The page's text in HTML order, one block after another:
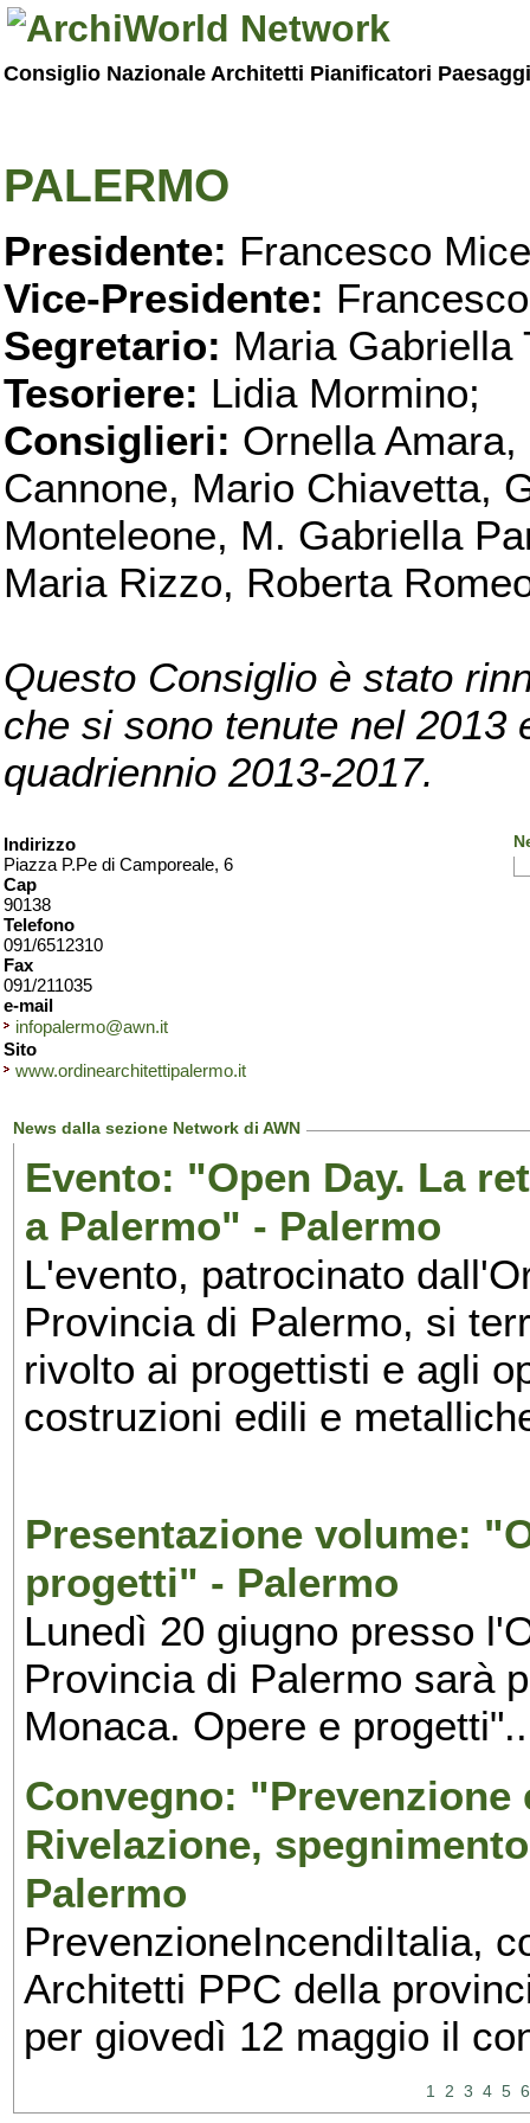
Consiglio Nazionale Architetti Pianificatori
PALERMO
Presidente: Francesco
Vice-Presidente:
Segretario: Maria Gabriella
Tesoriere: Lidia Mormino;
Consiglieri: Ornella
Cannone, Mario Chiavetta,
Monteleone, M. Gabriella
Maria Rizzo, Roberta
Questo Consiglio è stato
che si sono tenute nel 2013
quadriennio 2013-2017.
Indirizzo
Piazza P.Pe di Camporeale, 6
Cap
90138
Telefono
091/6512310
Fax
091/211035
e-mail
infopalermo@awn.it
Sito
www.ordinearchitettipalermo.it
News dalla sezione Network di AWN
Evento: "Open Day. La
a Palermo" - Palermo
L'evento, patrocinato
Provincia di Palermo, si
rivolto ai progettisti e agli
costruzioni edili e
Presentazione volume:
progetti" - Palermo
Lunedì 20 giugno presso
Provincia di Palermo sarà
Monaca. Opere e
Convegno:
Rivelazione,
Palermo
PrevenzioneIncendiItalia,
Architetti PPC della
per giovedì 12 maggio il
1 2 3 4 5 6